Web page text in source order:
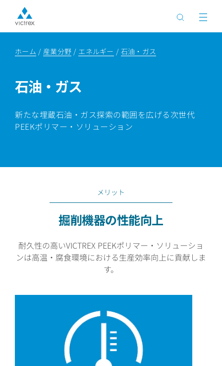
ホーム 産業分野 エネルギー 石油・ガス
石油・ガス
新たな埋蔵石油・ガス探索の範囲を広げる次世代
PEEKポリマー・ソリューション
メリット
掘削機器の性能向上
耐久性の高いVICTREX PEEKポリマー・ソリューショ
ンは高温・腐食環境における生産効率向上に貢献しま
す。